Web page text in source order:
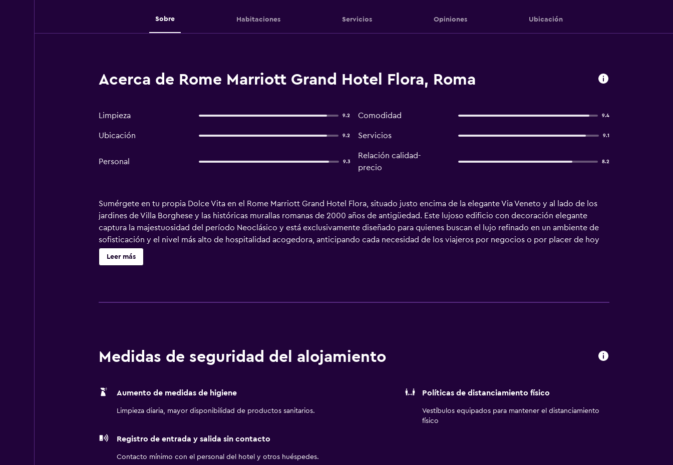
Sobre Habitaciones Servicios Opiniones Ubicación
Acerca de Rome Marriott Grand Hotel Flora, Roma
Limpieza 9.2 Comodidad 9.4
Ubicación 9.2 Servicios 9.1
Personal 9.3
Relación calidad-
precio
8.2
Sumérgete en tu propia Dolce Vita en el Rome Marriott Grand Hotel Flora, situado justo encima de la elegante Via Veneto y al lado de los
jardines de Villa Borghese y las históricas murallas romanas de 2000 años de antigüedad. Este lujoso edificio con decoración elegante
captura la majestuosidad del período Neoclásico y está exclusivamente diseñado para quienes buscan el lujo refinado en un ambiente de
sofisticación y el nivel más alto de hospitalidad acogedora, anticipando cada necesidad de los viajeros por negocios o por placer de hoy
en día. Simplemente déjate llevar por la elegancia atemporal de las habitaciones y suites, magníficamente equipadas y recientemente
renovadas. Deléitate con las delicias culinarias de la gastronomía mediterránea en el restaurante Flora. El bar contiguo es el lugar ideal para
Leer más
Medidas de seguridad del alojamiento
Aumento de medidas de higiene
Limpieza diaria, mayor disponibilidad de productos sanitarios.
Políticas de distanciamiento físico
Vestíbulos equipados para mantener el distanciamiento
físico
Registro de entrada y salida sin contacto
Contacto mínimo con el personal del hotel y otros huéspedes.